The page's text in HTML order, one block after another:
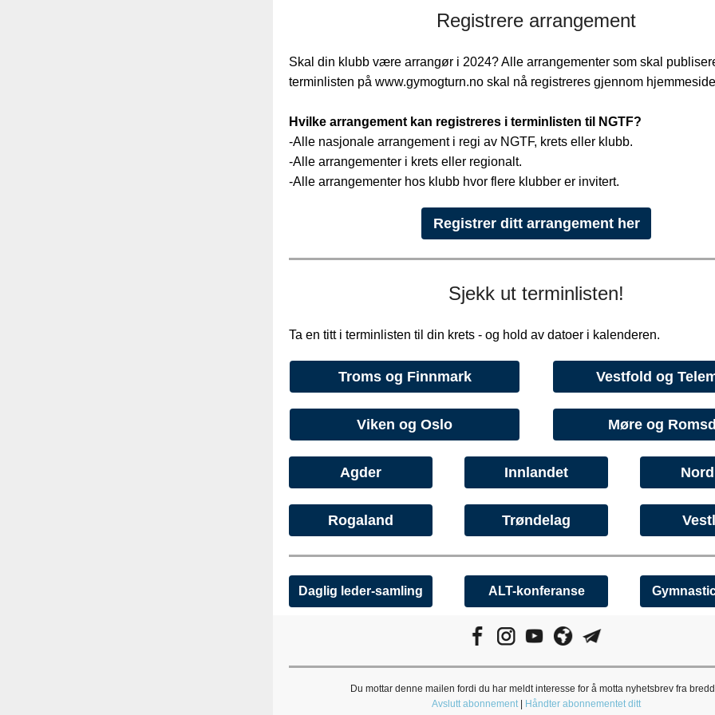
Registrere arrangement
Skal din klubb være arrangør i 2024? Alle arrangementer som skal
terminlisten på www.gymogturn.no skal nå registreres gjennom
Hvilke arrangement kan registreres i terminlisten til NGTF?
-Alle nasjonale arrangement i regi av NGTF, krets eller klubb.
-Alle arrangementer i krets eller regionalt.
-Alle arrangementer hos klubb hvor flere klubber er invitert.
Registrer ditt arrangement her
Sjekk ut terminlisten!
Ta en titt i terminlisten til din krets - og hold av datoer i kalenderen.
Troms og Finnmark Vestfold og
Viken og Oslo Møre og
Agder Innlandet
Rogaland Trøndelag
Daglig leder-samling ALT-konferanse
Du mottar denne mailen fordi du har meldt interesse for å motta nyhetsbrev fra
Avslutt abonnement|
Håndter abonnementet ditt